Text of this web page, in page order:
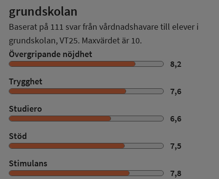
grundskolan
Baserat på 111 svar från vårdnadshavare till elever i
grundskolan,VT25. Maxvärdet är 10.
Övergripande nöjdhet
8,2
Trygghet
7,6
Studiero
6,6
Stöd
7,5
Stimulans
7,8